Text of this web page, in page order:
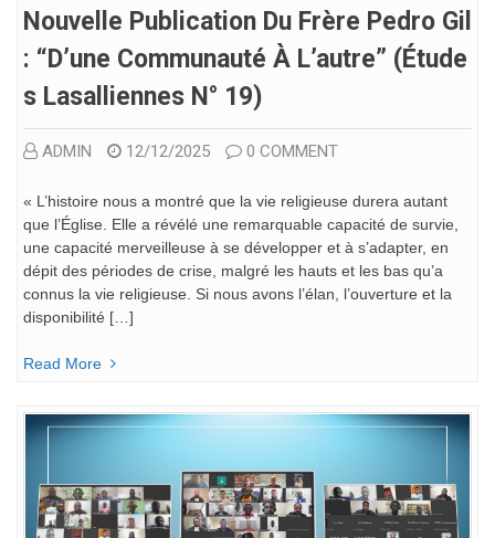
Nouvelle Publication Du Frère Pedro Gil
: “D’une Communauté À L’autre” (Étude
S Lasalliennes N° 19)
ADMIN 12/12/2025 0 COMMENT
« L’histoire nous a montré que la vie religieuse durera autant
que l’Église. Elle a révélé une remarquable capacité de survie,
une capacité merveilleuse à se développer et à s’adapter, en
dépit des périodes de crise, malgré les hauts et les bas qu’a
connus la vie religieuse. Si nous avons l’élan, l’ouverture et la
disponibilité […]
Read More